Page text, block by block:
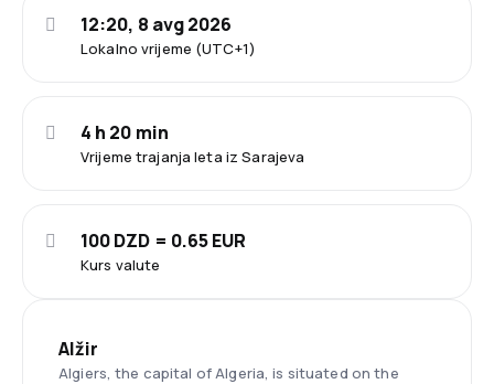
Lokalno vrijeme (UTC+1)
12:20, 8 avg 2026
Vrijeme trajanja leta iz Sarajeva
4 h 20 min
Kurs valute
100 DZD = 0.65 EUR
Alžir
Algiers, the capital of Algeria, is situated on the